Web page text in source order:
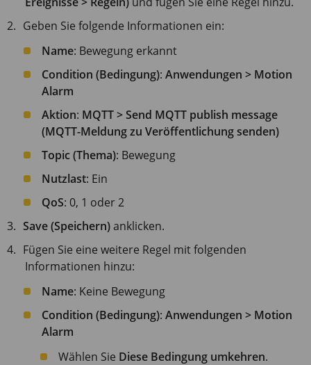
Geben Sie folgende Informationen ein:
Name: Bewegung erkannt
Condition (Bedingung): Anwendungen > Motion
Alarm
Aktion: MQTT > Send MQTT publish message
(MQTT-Meldung zu Veröffentlichung senden)
Topic (Thema): Bewegung
Nutzlast: Ein
QoS: 0, 1 oder 2
Save (Speichern)anklicken.
Fügen Sie eine weitere Regel mit folgenden
Informationen hinzu:
Name: Keine Bewegung
Condition (Bedingung): Anwendungen > Motion
Alarm
Wählen Sie Diese Bedingung umkehren.